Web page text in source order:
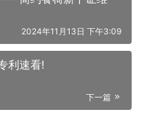
2024年11月13日 下午3:09
利速看!
下一篇